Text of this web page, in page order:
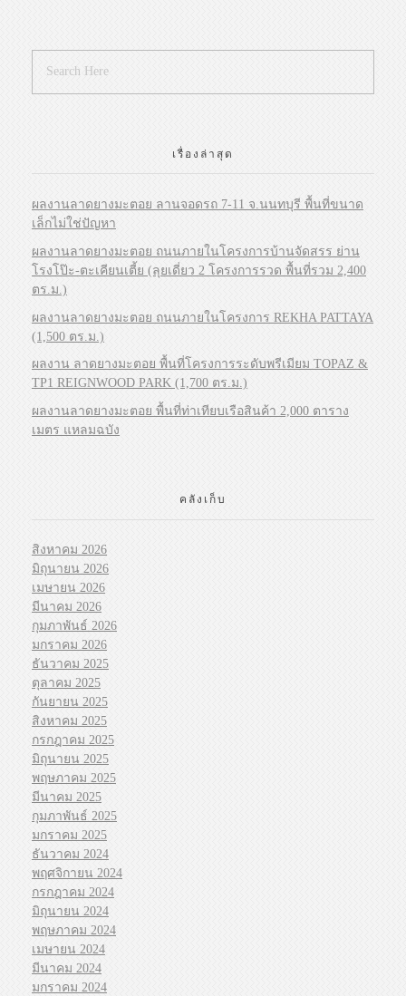
เรื่องล่าสุด
ผลงานลาดยางมะตอย ลานจอดรถ 7-11 จ.นนทบุรี พื้นที่ขนาด
เล็กไม่ใช่ปัญหา
ผลงานลาดยางมะตอย ถนนภายในโครงการบ้านจัดสรร ย่าน
โรงโป๊ะ-ตะเคียนเตี้ย (ลุยเดี่ยว 2 โครงการรวด พื้นที่รวม 2,400
ตร.ม.)
ผลงานลาดยางมะตอย ถนนภายในโครงการ REKHA PATTAYA
(1,500 ตร.ม.)
ผลงาน ลาดยางมะตอย พื้นที่โครงการระดับพรีเมียม TOPAZ &
TP1 REIGNWOOD PARK (1,700 ตร.ม.)
ผลงานลาดยางมะตอย พื้นที่ท่าเทียบเรือสินค้า 2,000 ตาราง
เมตร แหลมฉบัง
คลังเก็บ
สิงหาคม 2026
มิถุนายน 2026
เมษายน 2026
มีนาคม 2026
กุมภาพันธ์ 2026
มกราคม 2026
ธันวาคม 2025
ตุลาคม 2025
กันยายน 2025
สิงหาคม 2025
กรกฎาคม 2025
มิถุนายน 2025
พฤษภาคม 2025
มีนาคม 2025
กุมภาพันธ์ 2025
มกราคม 2025
ธันวาคม 2024
พฤศจิกายน 2024
กรกฎาคม 2024
มิถุนายน 2024
พฤษภาคม 2024
เมษายน 2024
มีนาคม 2024
มกราคม 2024